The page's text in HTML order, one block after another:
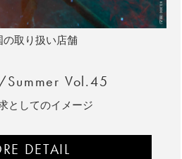
の取り扱い店舗
Vol.45
としてのイメージ
DETAIL